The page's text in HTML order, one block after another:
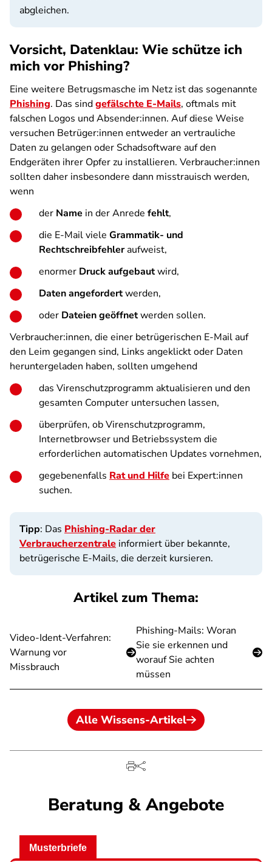
abgleichen.
Vorsicht, Datenklau: Wie schütze ich
mich vor Phishing?
Eine weitere Betrugsmasche im Netz ist das sogenannte
Phishing. Das sindgefälschte E-Mails, oftmals mit
falschen Logos und Absender:innen. Auf diese Weise
versuchen Betrüger:innen entweder an vertrauliche
Daten zu gelangen oder Schadsoftware auf den
Endgeräten ihrer Opfer zu installieren. Verbraucher:innen
sollten daher insbesondere dann misstrauisch werden,
wenn
der Name in der Anrede fehlt,
die E-Mail viele Grammatik- und
Rechtschreibfehleraufweist,
enormer Druck aufgebautwird,
Daten angefordertwerden,
oder Dateien geöffnetwerden sollen.
Verbraucher:innen, die einer betrügerischen E-Mail auf
den Leim gegangen sind, Links angeklickt oder Daten
heruntergeladen haben, sollten umgehend
das Virenschutzprogramm aktualisieren und den
gesamten Computer untersuchen lassen,
überprüfen, ob Virenschutzprogramm,
Internetbrowser und Betriebssystem die
erforderlichen automatischen Updates vornehmen,
gegebenenfalls Rat und Hilfe bei Expert:innen
suchen.
Tipp: Das Phishing-Radar der
Verbraucherzentrale informiert über bekannte,
betrügerische E-Mails, die derzeit kursieren.
Artikel zum Thema:
Video-Ident-Verfahren:
Warnung vor
Missbrauch
Phishing-Mails: Woran
Sie sie erkennen und
worauf Sie achten
müssen
Alle Wissens-Artikel
Beratung & Angebote
Musterbriefe